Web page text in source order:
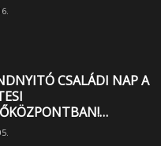
CSALÁDI NAP A